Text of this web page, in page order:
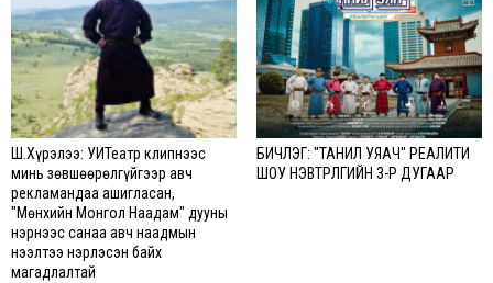
Ш.Хүрэлээ: ҮУИТеатр клипнээс
минь зөвшөөрөлгүйгээр авч
рекламандаа ашигласан,
"Мөнхийн Монгол Наадам" дууны
нэрнээс санаа авч наадмын
нээлтээ нэрлэсэн байх
магадлалтай
БИЧЛЭГ: "ТАНИЛ УЯАЧ" РЕАЛИТИ
ШОУ НЭВТРҮҮЛГИЙН 3-Р ДУГААР